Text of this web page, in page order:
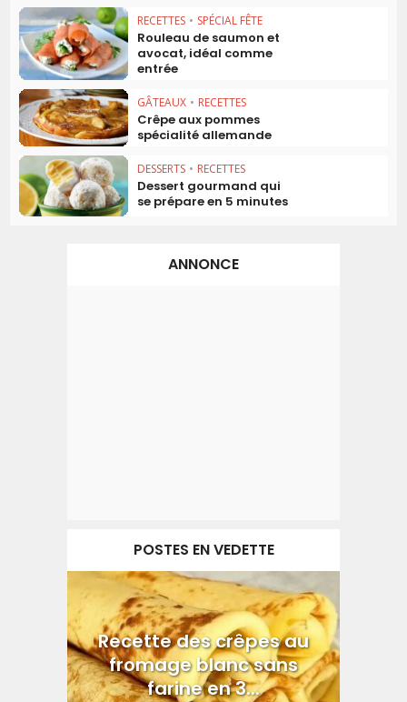
RECETTES • SPÉCIAL FÊTE
Rouleau de saumon et
avocat, idéal comme
entrée
GÂTEAUX • RECETTES
Crêpe aux pommes
spécialité allemande
DESSERTS • RECETTES
Dessert gourmand qui
se prépare en 5 minutes
ANNONCE
POSTES EN VEDETTE
Recette des crêpes au
fromage blanc sans
farine en 3...